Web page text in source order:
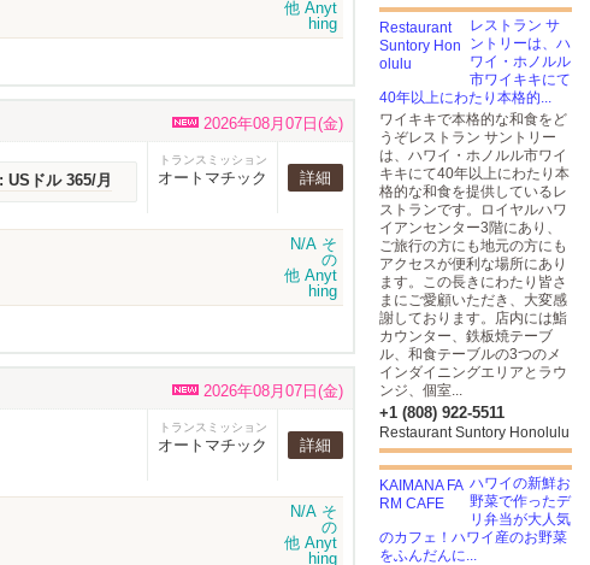
2026年08月07日(金)
: USドル 365/月
トランスミッション
オートマチック 詳細
2026年08月07日(金)
トランスミッション
オートマチック 詳細
レストラン サ
ントリーは、ハ
ワイ・ホノルル
市ワイキキにて
40年以上にわたり本格的...
ワイキキで本格的な和食をど
うぞレストラン サントリー
は、ハワイ・ホノルル市ワイ
キキにて40年以上にわたり本
格的な和食を提供しているレ
ストランです。ロイヤルハワ
イアンセンター3階にあり、
ご旅行の方にも地元の方にも
アクセスが便利な場所にあり
ます。この長きにわたり皆さ
まにご愛顧いただき、大変感
謝しております。店内には鮨
カウンター、鉄板焼テーブ
ル、和食テーブルの3つのメ
インダイニングエリアとラウ
ンジ、個室...
+1 (808) 922-5511
Restaurant Suntory Honolulu
ハワイの新鮮お
野菜で作ったデ
リ弁当が大人気
のカフェ！ハワイ産のお野菜
をふんだんに...